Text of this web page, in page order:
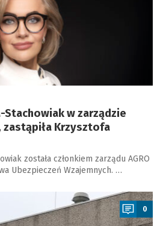
w zarządzie
zastąpiła Krzysztofa
została członkiem zarządu AGRO
Ubezpieczeń Wzajemnych. …
0